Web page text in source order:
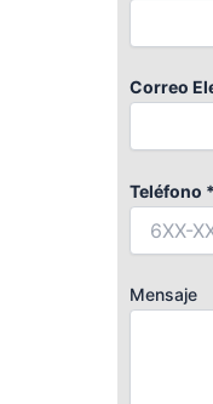
Correo
Teléfono *
Mensaje